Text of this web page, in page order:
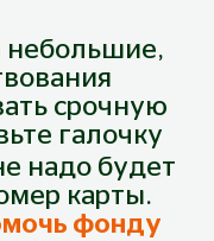
Из40 000
небольшие,
срочную
галочку
надо будет
карты.
фонду